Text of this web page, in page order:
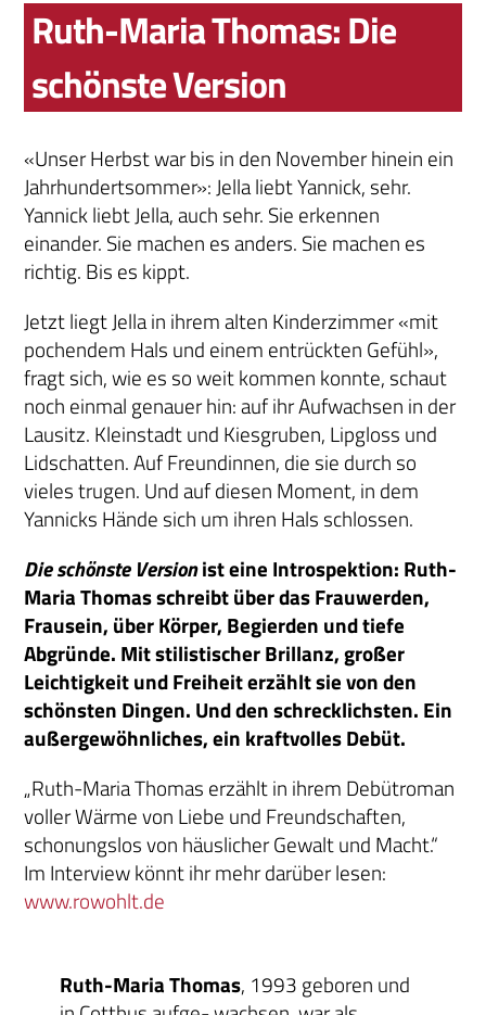
Ruth-Maria Thomas: Die
schönste Version
«Unser Herbst war bis in den November hinein ein
Jahrhundertsommer»: Jella liebt Yannick, sehr.
Yannick liebt Jella, auch sehr. Sie erkennen
einander. Sie machen es anders. Sie machen es
richtig. Bis es kippt.
Jetzt liegt Jella in ihrem alten Kinderzimmer «mit
pochendem Hals und einem entrückten Gefühl»,
fragt sich, wie es so weit kommen konnte, schaut
noch einmal genauer hin: auf ihr Aufwachsen in der
Lausitz. Kleinstadt und Kiesgruben, Lipgloss und
Lidschatten. Auf Freundinnen, die sie durch so
vieles trugen. Und auf diesen Moment, in dem
Yannicks Hände sich um ihren Hals schlossen.
Die schönste Versionist eine Introspektion: Ruth-
Maria Thomas schreibt über das Frauwerden,
Frausein, über Körper, Begierden und tiefe
Abgründe. Mit stilistischer Brillanz, großer
Leichtigkeit und Freiheit erzählt sie von den
schönsten Dingen. Und den schrecklichsten. Ein
außergewöhnliches, ein kraftvolles Debüt.
„Ruth-Maria Thomas erzählt in ihrem Debütroman
voller Wärme von Liebe und Freundschaften,
schonungslos von häuslicher Gewalt und Macht.“
Im Interview könnt ihr mehr darüber lesen:
www.rowohlt.de
Ruth-Maria Thomas, 1993 geboren und